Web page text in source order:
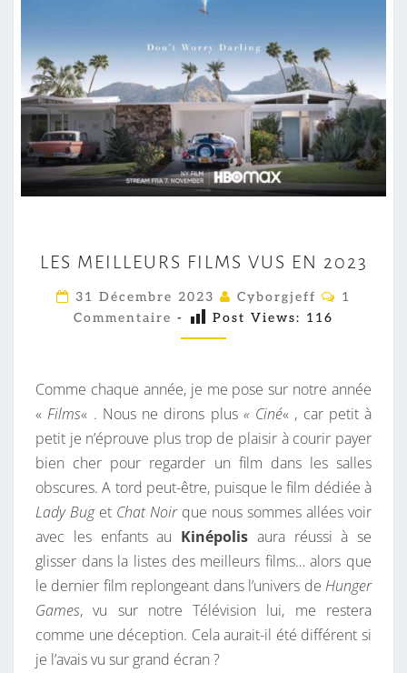
E
S
M
E
L
L
E
U
R
S
F
I
L
M
S
V
LES MEILLEURS FILMS VUS EN 2023
31 Décembre 2023 Cyborgjeff
C
A
I
R
E
1
Commentaire - Post Views: 116
Comme chaque année, je me pose sur notre année
«Films« . Nous ne dirons plus « Ciné« , car petit à
petit je n’éprouve plus trop de plaisir à courir payer
bien cher pour regarder un film dans les salles
obscures. A tord peut-être, puisque le film dédiée à
Lady Buget Chat Noirque nous sommes allées voir
avec les enfants au Kinépolis aura réussi à se
glisser dans la listes des meilleurs films… alors que
le dernier film replongeant dans l’univers de Hunger
Games, vu sur notre Télévision lui, me restera
comme une déception. Cela aurait-il été différent si
je l’avais vu sur grand écran ?